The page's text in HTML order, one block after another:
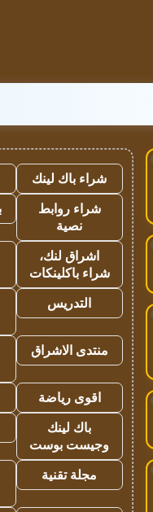
شراء باك لينك
شراء روابط
نصية
اشراق لنك،
شراء باكلينكات
التدريس
منتدى الاشراق
اقوى رياضة
باك لينك
وجيست بوست
مجلة تقنية